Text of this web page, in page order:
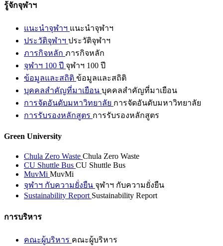
รู้จักจุฬาฯ
แนะนำจุฬาฯ แนะนำจุฬาฯ
ประวัติจุฬาฯ ประวัติจุฬาฯ
ภารกิจหลัก ภารกิจหลัก
จุฬาฯ 100 ปี จุฬาฯ 100 ปี
ข้อมูลและสถิติ ข้อมูลและสถิติ
บุคคลสำคัญที่มาเยือน บุคคลสำคัญที่มาเยือน
การจัดอันดับมหาวิทยาลัย การจัดอันดับมหาวิทยาลัย
การรับรองหลักสูตร การรับรองหลักสูตร
Green University
Chula Zero Waste Chula Zero Waste
CU Shuttle Bus CU Shuttle Bus
MuvMi MuvMi
จุฬาฯ กับความยั่งยืน จุฬาฯ กับความยั่งยืน
Sustainability Report Sustainability Report
การบริหาร
คณะผู้บริหาร คณะผู้บริหาร